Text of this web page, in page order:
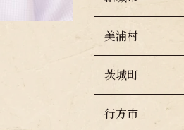
美浦村
茨城町
行方市